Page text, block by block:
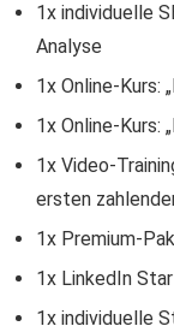
1x individuelle
Analyse
1x Online-Kurs:
1x Online-Kurs:
1x Video-
ersten
1x Premium-
1x LinkedIn
1x individuelle